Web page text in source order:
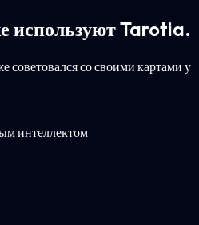
используют Tarotia.
советовался со своими картами у
интеллектом